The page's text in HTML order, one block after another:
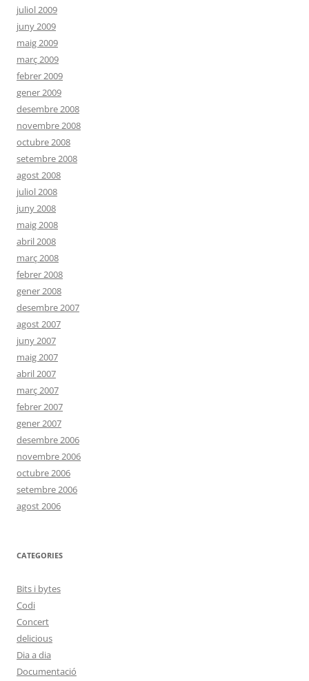
juliol 2009
juny 2009
maig 2009
març 2009
febrer 2009
gener 2009
desembre 2008
novembre 2008
octubre 2008
setembre 2008
agost 2008
juliol 2008
juny 2008
maig 2008
abril 2008
març 2008
febrer 2008
gener 2008
desembre 2007
agost 2007
juny 2007
maig 2007
abril 2007
març 2007
febrer 2007
gener 2007
desembre 2006
novembre 2006
octubre 2006
setembre 2006
agost 2006
CATEGORIES
Bits i bytes
Codi
Concert
delicious
Dia a dia
Documentació